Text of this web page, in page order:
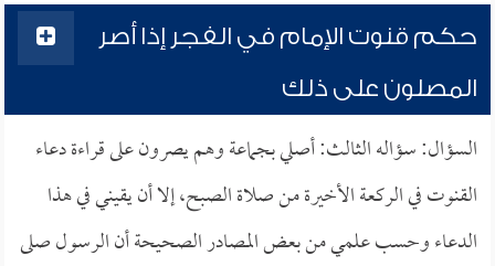
حكم قنوت الإمام في الفجر إذا أصر
المصلون على ذلك
السؤال: سؤاله الثالث: أصلي بجماعة وهم يصرون على قراءة دعاء
القنوت في الركعة الأخيرة من صلاة الصبح، إلا أن يقيني في هذا
الدعاء وحسب علمي من بعض المصادر الصحيحة أن الرسول صلى